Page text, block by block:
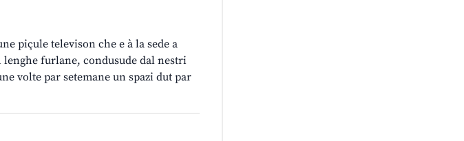
piçule televison che e à la sede a
furlane, condusude dal nestri
volte par setemane un spazi dut par